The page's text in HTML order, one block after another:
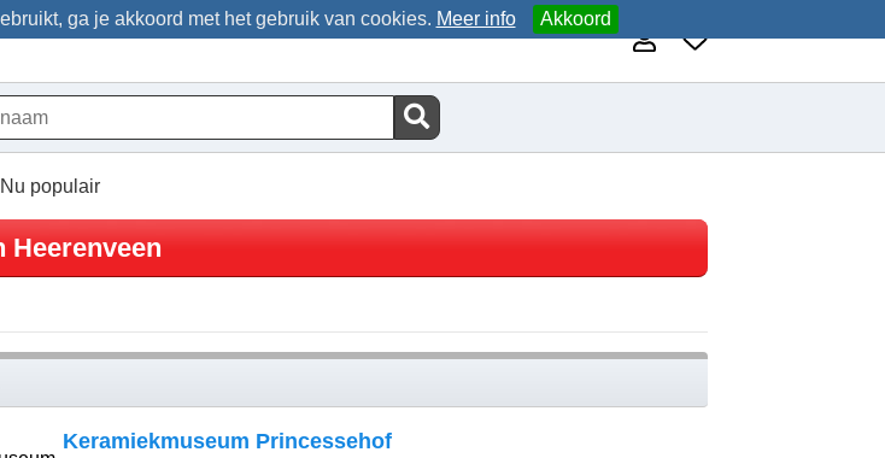
ga je akkoord met het gebruik van cookies. Meer info Akkoord
Nu populair
Heerenveen
Keramiekmuseum Princessehof